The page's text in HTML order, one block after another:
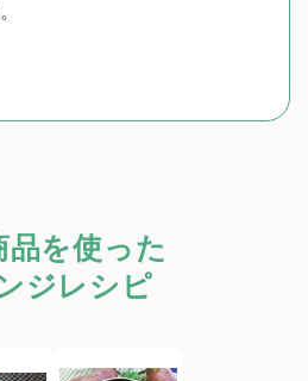
品を使った
ジレシピ